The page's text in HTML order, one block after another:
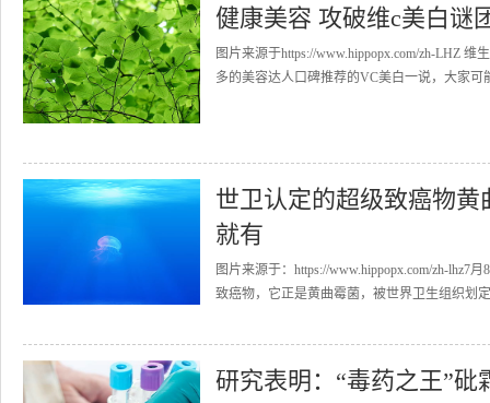
健康美容 攻破维c美白谜
图片来源于https://www.hippopx.com/zh-LHZ
多的美容达人口碑推荐的VC美白一说，大家可
世卫认定的超级致癌物
就有
图片来源于：https://www.hippopx.com/zh-lhz7
致癌物，它正是黄曲霉菌，被世界卫生组织划
研究表明：“毒药之王”砒